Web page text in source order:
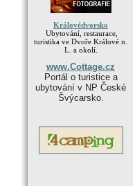
Královédvorsko
Ubytování, restaurace,
turistika ve Dvoře Králové n.
L. a okolí.
www.Cottage.cz
Portál o turistice a
ubytování v NP České
Švýcarsko.